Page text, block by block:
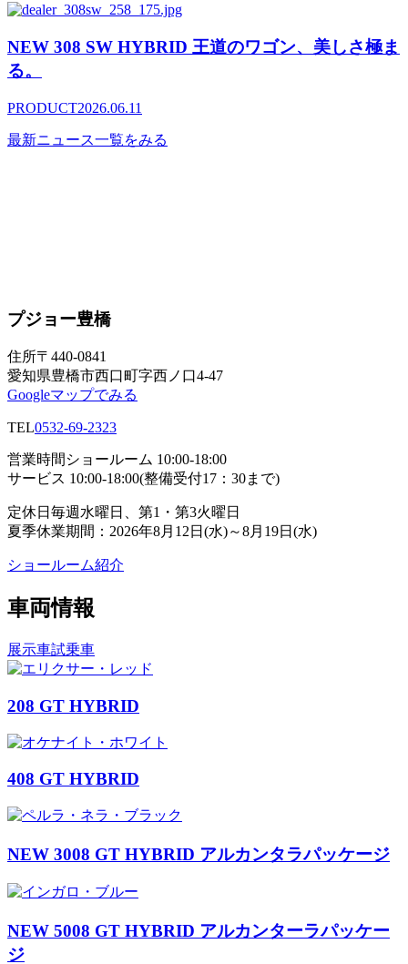
NEW 308 SW HYBRID 王道のワゴン、美しさ極ま
る。
PRODUCT2026.06.11
最新ニュース一覧をみる
プジョー豊橋
住所〒440-0841
愛知県豊橋市西口町字西ノ口4-47
Googleマップでみる
TEL0532-69-2323
営業時間 ショールーム 10:00-18:00
サービス 10:00-18:00(整備受付17：30まで)
定休日 毎週水曜日、第1・第3火曜日
夏季休業期間：2026年8月12日(水)～8月19日(水)
ショールーム紹介
車両情報
展示車試乗車
208 GT HYBRID
408 GT HYBRID
NEW 3008 GT HYBRID アルカンタラパッケージ
NEW 5008 GT HYBRID アルカンターラパッケー
ジ